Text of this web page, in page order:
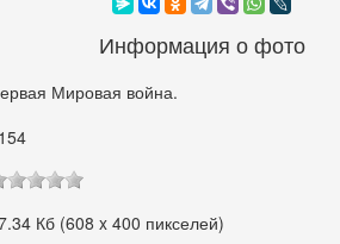
Информация о фото
Мировая война.
Кб (608 x 400 пикселей)